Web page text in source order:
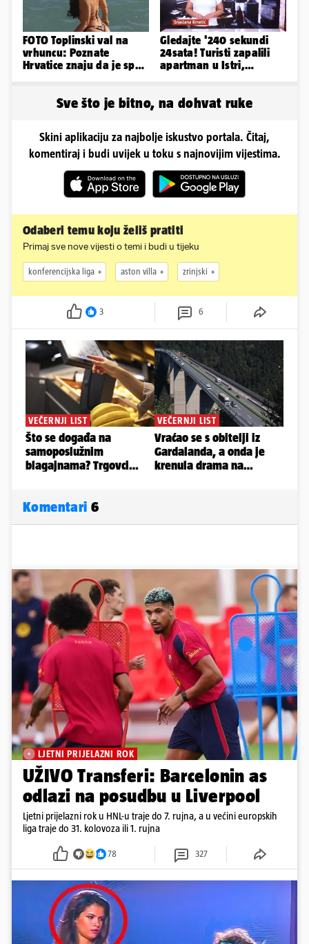
FOTO Toplinski val na
vrhuncu: Poznate
Hrvatice znaju da je spas
Gledajte '240 sekundi
24sata! Turisti zapalili
apartman u Istri,
Sve što je bitno, na dohvat ruke
Skini aplikaciju za najbolje iskustvo portala. Čitaj,
komentiraj i budi uvijek u toku s najnovijim vijestima.
Odaberi temu koju želiš pratiti
Primaj sve nove vijesti o temi i budi u tijeku
konferencijska liga aston villa zrinjski
3 6
Komentari 6
LJETNI PRIJELAZNI ROK
UŽIVO Transferi: Barcelonin as
odlazi na posudbu u Liverpool
Ljetni prijelazni rok u HNL-u traje do 7. rujna, a u većini europskih
liga traje do 31. kolovoza ili 1. rujna
78 327